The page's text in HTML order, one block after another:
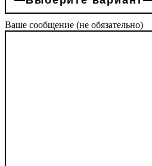
Ваше сообщение (не обязательно)